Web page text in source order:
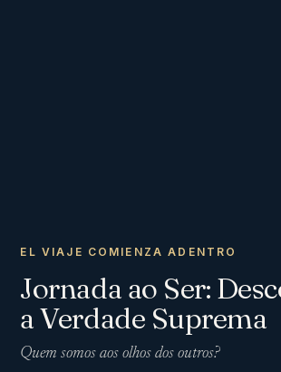
EL VIAJE COMIENZA ADENTRO
Jornada ao Ser:
a Verdade Suprema
Quem somos aos olhos dos outros?